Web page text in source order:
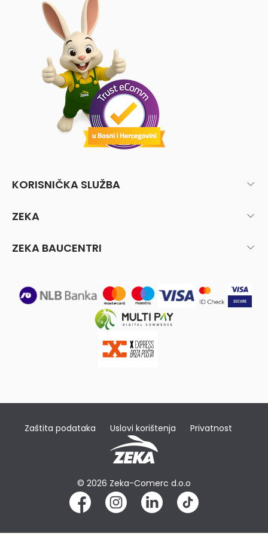
KORISNIČKA SLUŽBA
ZEKA
ZEKA BAUCENTRI
Zaštita podataka Uslovi korištenja Privatnost
© 2026 Zeka-Comerc d.o.o